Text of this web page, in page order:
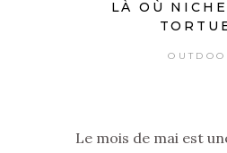
LÀ OÙ
Le mois de mai est